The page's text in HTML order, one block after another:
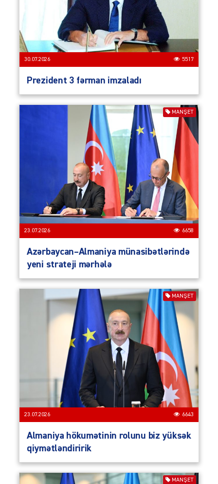
30.07.2026 5517
Prezident 3 fərman imzaladı
MANŞET
23.07.2026 6658
Azərbaycan–Almaniya münasibətlərində
yeni strateji mərhələ
MANŞET
23.07.2026 6643
Almaniya hökumətinin rolunu biz yüksək
qiymətləndiririk
MANŞET